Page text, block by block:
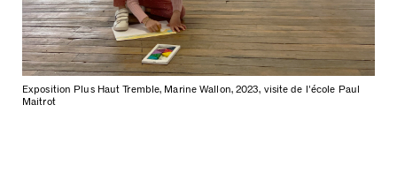
Exposition Plus Haut Tremble, Marine Wallon, 2023, visite de l'école Paul
Maitrot